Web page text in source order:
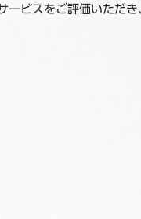
ビスをご評価いただき